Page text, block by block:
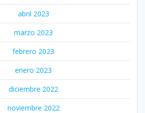
abril 2023
marzo 2023
febrero 2023
enero 2023
diciembre 2022
noviembre 2022